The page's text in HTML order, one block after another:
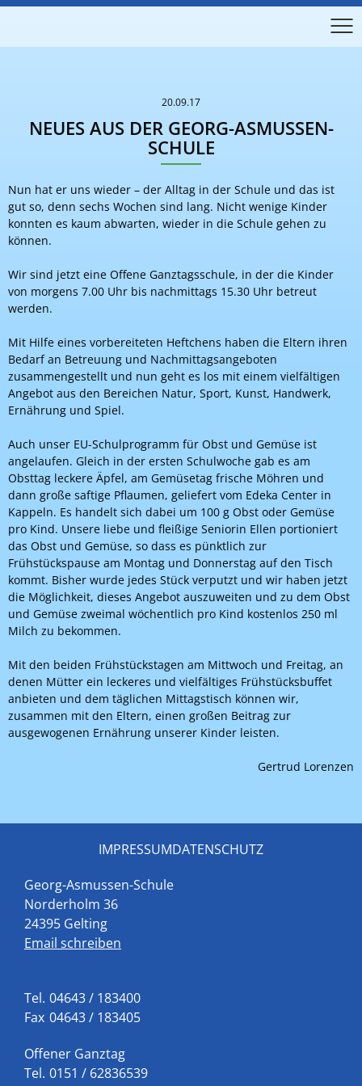
20.09.17
NEUES AUS DER GEORG-ASMUSSEN-
SCHULE
Nun hat er uns wieder – der Alltag in der Schule und das ist
gut so, denn sechs Wochen sind lang. Nicht wenige Kinder
konnten es kaum abwarten, wieder in die Schule gehen zu
können.
Wir sind jetzt eine Offene Ganztagsschule, in der die Kinder
von morgens 7.00 Uhr bis nachmittags 15.30 Uhr betreut
werden.
Mit Hilfe eines vorbereiteten Heftchens haben die Eltern ihren
Bedarf an Betreuung und Nachmittagsangeboten
zusammengestellt und nun geht es los mit einem vielfältigen
Angebot aus den Bereichen Natur, Sport, Kunst, Handwerk,
Ernährung und Spiel.
Auch unser EU-Schulprogramm für Obst und Gemüse ist
angelaufen. Gleich in der ersten Schulwoche gab es am
Obsttag leckere Äpfel, am Gemüsetag frische Möhren und
dann große saftige Pflaumen, geliefert vom Edeka Center in
Kappeln. Es handelt sich dabei um 100 g Obst oder Gemüse
pro Kind. Unsere liebe und fleißige Seniorin Ellen portioniert
das Obst und Gemüse, so dass es pünktlich zur
Frühstückspause am Montag und Donnerstag auf den Tisch
kommt. Bisher wurde jedes Stück verputzt und wir haben jetzt
die Möglichkeit, dieses Angebot auszuweiten und zu dem Obst
und Gemüse zweimal wöchentlich pro Kind kostenlos 250 ml
Milch zu bekommen.
Mit den beiden Frühstückstagen am Mittwoch und Freitag, an
denen Mütter ein leckeres und vielfältiges Frühstücksbuffet
anbieten und dem täglichen Mittagstisch können wir,
zusammen mit den Eltern, einen großen Beitrag zur
ausgewogenen Ernährung unserer Kinder leisten.
Gertrud Lorenzen
Georg-Asmussen-Schule
Norderholm 36
24395 Gelting
Email schreiben
Tel. 04643 / 183400
Fax 04643 / 183405
Offener Ganztag
Tel. 0151 / 62836539
IMPRESSUMDATENSCHUTZ